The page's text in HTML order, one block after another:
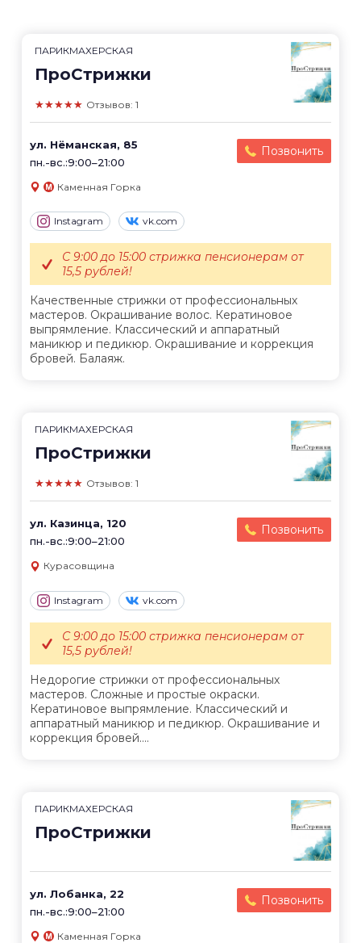
ПАРИКМАХЕРСКАЯ
ПроСтрижки
★★★★★ Отзывов: 1
ул. Нёманская, 85
пн.-вс.:9:00–21:00
Позвонить
Каменная Горка
Instagram vk.com
Качественные стрижки от профессиональных
мастеров. Окрашивание волос. Кератиновое
выпрямление. Классический и аппаратный
маникюр и педикюр. Окрашивание и коррекция
бровей. Балаяж.
С 9:00 до 15:00 стрижка пенсионерам от
15,5 рублей!
ПАРИКМАХЕРСКАЯ
ПроСтрижки
★★★★★ Отзывов: 1
ул. Казинца, 120
пн.-вс.:9:00–21:00
Позвонить
Курасовщина
Instagram vk.com
Недорогие стрижки от профессиональных
мастеров. Сложные и простые окраски.
Кератиновое выпрямление. Классический и
аппаратный маникюр и педикюр. Окрашивание и
коррекция бровей....
С 9:00 до 15:00 стрижка пенсионерам от
15,5 рублей!
ПАРИКМАХЕРСКАЯ
ПроСтрижки
ул. Лобанка, 22
пн.-вс.:9:00–21:00
Позвонить
Каменная Горка